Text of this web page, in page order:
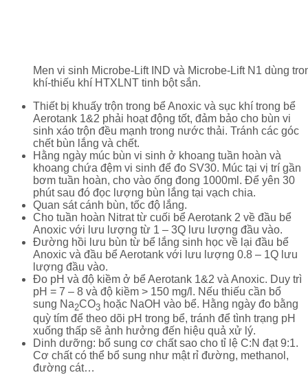
Men vi sinh Microbe-Lift IND và Microbe-Lift N1 dùng
khí-thiếu khí HTXLNT tinh bột sắn.
Thiết bị khuấy trộn trong bể Anoxic và sục khí trong bể
Aerotank 1&2 phải hoạt động tốt, đảm bảo cho bùn vi
sinh xáo trộn đều mạnh trong nước thải. Tránh các góc
chết bùn lắng và chết.
Hằng ngày múc bùn vi sinh ở khoang tuần hoàn và
khoang chứa đệm vi sinh để đo SV30. Múc tại vị trí gần
bơm tuần hoàn, cho vào ống đong 1000ml. Để yên 30
phút sau đó đọc lượng bùn lắng tại vạch chia.
Quan sát cánh bùn, tốc độ lắng.
Cho tuần hoàn Nitrat từ cuối bể Aerotank 2 về đầu bể
Anoxic với lưu lượng từ 1 – 3Q lưu lượng đầu vào.
Đường hồi lưu bùn từ bể lắng sinh học về lại đầu bể
Anoxic và đầu bể Aerotank với lưu lượng 0.8 – 1Q lưu
lượng đầu vào.
Đo pH và độ kiềm ở bể Aerotank 1&2 và Anoxic. Duy trì
pH = 7 – 8 và độ kiềm > 150 mg/l. Nếu thiếu cần bổ
sung Na2CO3 hoặc NaOH vào bể. Hằng ngày đo bằng
quỳ tím để theo dõi pH trong bể, tránh để tình trạng pH
xuống thấp sẽ ảnh hưởng đến hiệu quả xử lý.
Dinh dưỡng: bổ sung cơ chất sao cho tỉ lệ C:N đạt 9:1.
Cơ chất có thể bổ sung như mật rỉ đường, methanol,
đường cát…